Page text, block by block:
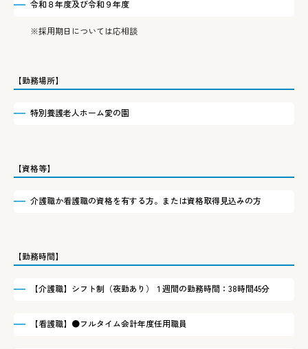
令和８年度及び令和９年度
※採用期日については応相談
【勤務場所】
特別養護老人ホーム愛の園
【資格等】
介護職か看護職の資格を有する方。または資格取得見込みの方
【勤務時間】
【介護職】シフト制（夜勤あり）１週間の勤務時間：38時間45分
【看護職】●フルタイム会計年度任用職員